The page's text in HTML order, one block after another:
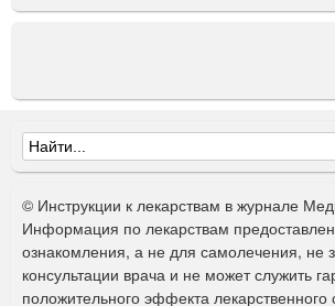
Ф
о
р
м
а
© Инструкции к лекарствам в журнале
Информация по лекарствам
ознакомления, а не для самолечения, не
консультации врача и не может служить
положительного эффекта лекарственного